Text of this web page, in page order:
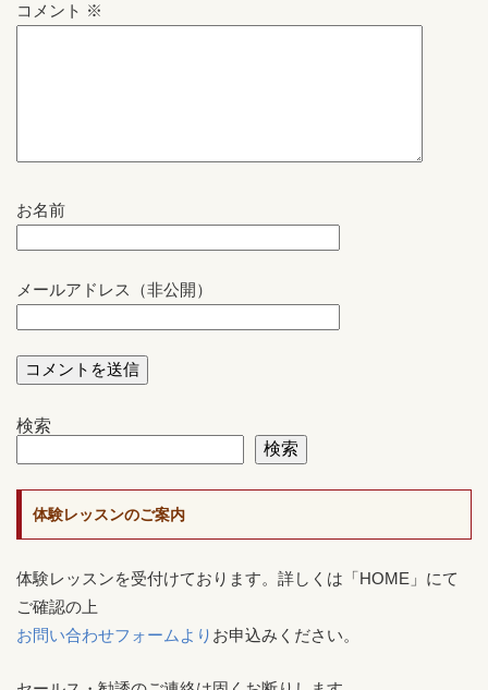
コメント ※
お名前
メールアドレス（非公開）
検索
検索
体験レッスンのご案内
体験レッスンを受付けております。詳しくは「HOME」にて
ご確認の上
お問い合わせフォームより お申込みください。